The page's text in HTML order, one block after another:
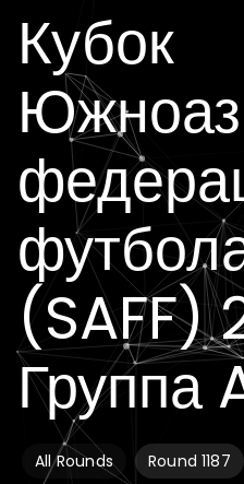
Кубок
(SAFF)
Группа
All Rounds Round 1187